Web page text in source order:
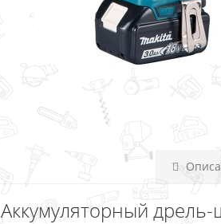
Аккумуляторный дрель-